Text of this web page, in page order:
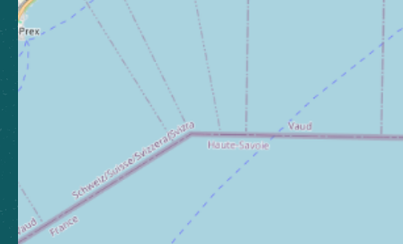
Espace presse Espace pro
Brochures